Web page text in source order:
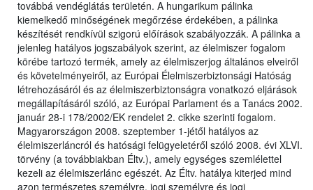
továbbá vendéglátás területén. A hungarikum pálinka
kiemelkedő minőségének megőrzése érdekében, a pálinka
készítését rendkívül szigorú előírások szabályozzák. A pálinka a
jelenleg hatályos jogszabályok szerint, az élelmiszer fogalom
körébe tartozó termék, amely az élelmiszerjog általános elveiről
és követelményeiről, az Európai Élelmiszerbiztonsági Hatóság
létrehozásáról és az élelmiszerbiztonságra vonatkozó eljárások
megállapításáról szóló, az Európai Parlament és a Tanács 2002.
január 28-i 178/2002/EK rendelet 2. cikke szerinti fogalom.
Magyarországon 2008. szeptember 1-jétől hatályos az
élelmiszerláncról és hatósági felügyeletéről szóló 2008. évi XLVI.
törvény (a továbbiakban Éltv.), amely egységes szemlélettel
kezeli az élelmiszerlánc egészét. Az Éltv. hatálya kiterjed mind
azon természetes személyre, jogi személyre és jogi